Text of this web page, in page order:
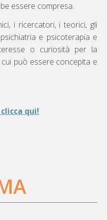
essere compresa.
i ricercatori, i teorici, gli
e psicoterapia e
o curiosità per la
può essere concepita e
clicca qui!